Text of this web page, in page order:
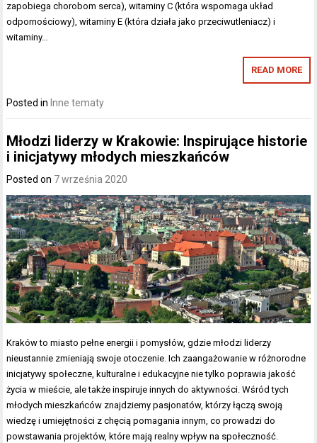
zapobiega chorobom serca), witaminy C (która wspomaga układ
odpornościowy), witaminy E (która działa jako przeciwutleniacz) i
witaminy…
READ MORE
Posted in Inne tematy
Młodzi liderzy w Krakowie: Inspirujące historie
i inicjatywy młodych mieszkańców
Posted on 7 września 2020
Kraków to miasto pełne energii i pomysłów, gdzie młodzi liderzy
nieustannie zmieniają swoje otoczenie. Ich zaangażowanie w różnorodne
inicjatywy społeczne, kulturalne i edukacyjne nie tylko poprawia jakość
życia w mieście, ale także inspiruje innych do aktywności. Wśród tych
młodych mieszkańców znajdziemy pasjonatów, którzy łączą swoją
wiedzę i umiejętności z chęcią pomagania innym, co prowadzi do
powstawania projektów, które mają realny wpływ na społeczność.